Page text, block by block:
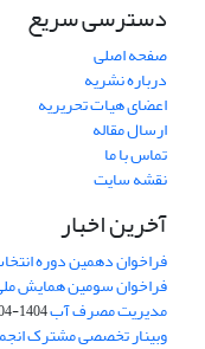
دسترسی سریع
صفحه اصلی
درباره نشریه
اعضای هیات تحریریه
ارسال مقاله
تماس با ما
نقشه سایت
آخرین اخبار
فراخوان دهمین دوره
فراخوان سومین همایش
مدیریت مصرف آب1404-04-30
وبینار تخصصی مشترک